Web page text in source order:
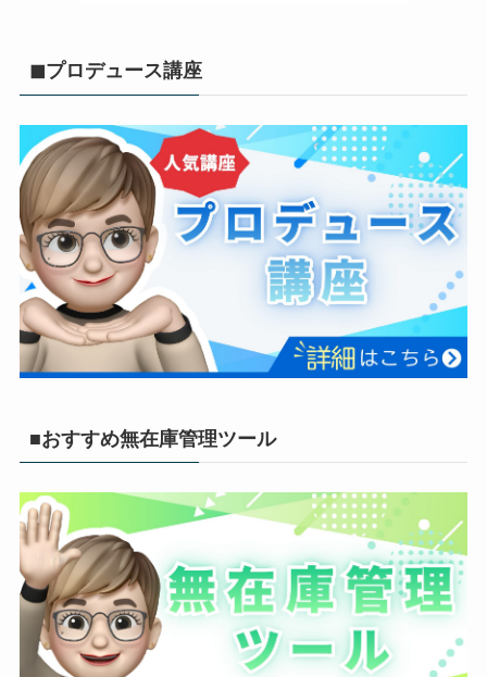
◼︎プロデュース講座
■おすすめ無在庫管理ツール